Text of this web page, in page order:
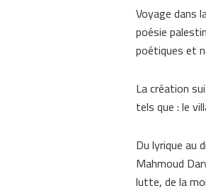
Voyage dans
poésie
poétiques et
La création
tels que : le
Du lyrique au
Mahmoud
lutte, de la